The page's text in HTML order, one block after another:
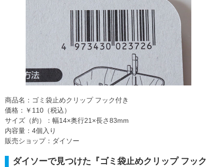
商品名：ゴミ袋止めクリップ フック付き
価格：￥110（税込）
サイズ（約）：幅14×奥行21×長さ83mm
内容量：4個入り
販売ショップ：ダイソー
ダイソーで見つけた『ゴミ袋止めクリップ フック